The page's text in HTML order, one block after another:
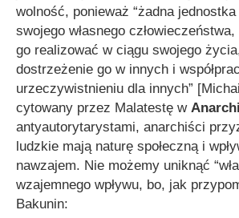
wolność, ponieważ “żadna
swojego własnego
go realizować w ciągu swojego
dostrzeżenie go w innych i
urzeczywistnieniu dla innych”
cytowany przez Malatestę w
antyautorytarystami, anarchiści
ludzkie mają naturę społeczną i
nawzajem. Nie możemy uniknąć
wzajemnego wpływu, bo, jak
Bakunin: